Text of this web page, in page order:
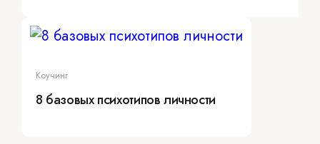
Коучинг
8 базовых психотипов личности